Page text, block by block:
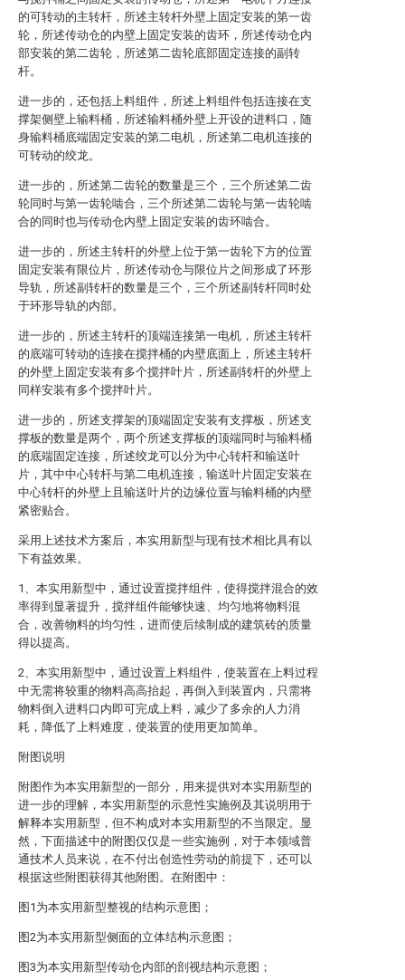
的可转动的主转杆，所述主转杆外壁上固定安装的第一齿
轮，所述传动仓的内壁上固定安装的齿环，所述传动仓内
部安装的第二齿轮，所述第二齿轮底部固定连接的副转
杆。
进一步的，还包括上料组件，所述上料组件包括连接在支
撑架侧壁上输料桶，所述输料桶外壁上开设的进料口，随
身输料桶底端固定安装的第二电机，所述第二电机连接的
可转动的绞龙。
进一步的，所述第二齿轮的数量是三个，三个所述第二齿
轮同时与第一齿轮啮合，三个所述第二齿轮与第一齿轮啮
合的同时也与传动仓内壁上固定安装的齿环啮合。
进一步的，所述主转杆的外壁上位于第一齿轮下方的位置
固定安装有限位片，所述传动仓与限位片之间形成了环形
导轨，所述副转杆的数量是三个，三个所述副转杆同时处
于环形导轨的内部。
进一步的，所述主转杆的顶端连接第一电机，所述主转杆
的底端可转动的连接在搅拌桶的内壁底面上，所述主转杆
的外壁上固定安装有多个搅拌叶片，所述副转杆的外壁上
同样安装有多个搅拌叶片。
进一步的，所述支撑架的顶端固定安装有支撑板，所述支
撑板的数量是两个，两个所述支撑板的顶端同时与输料桶
的底端固定连接，所述绞龙可以分为中心转杆和输送叶
片，其中中心转杆与第二电机连接，输送叶片固定安装在
中心转杆的外壁上且输送叶片的边缘位置与输料桶的内壁
紧密贴合。
采用上述技术方案后，本实用新型与现有技术相比具有以
下有益效果。
1、本实用新型中，通过设置搅拌组件，使得搅拌混合的效
率得到显著提升，搅拌组件能够快速、均匀地将物料混
合，改善物料的均匀性，进而使后续制成的建筑砖的质量
得以提高。
2、本实用新型中，通过设置上料组件，使装置在上料过程
中无需将较重的物料高高抬起，再倒入到装置内，只需将
物料倒入进料口内即可完成上料，减少了多余的人力消
耗，降低了上料难度，使装置的使用更加简单。
附图说明
附图作为本实用新型的一部分，用来提供对本实用新型的
进一步的理解，本实用新型的示意性实施例及其说明用于
解释本实用新型，但不构成对本实用新型的不当限定。显
然，下面描述中的附图仅仅是一些实施例，对于本领域普
通技术人员来说，在不付出创造性劳动的前提下，还可以
根据这些附图获得其他附图。在附图中：
图1为本实用新型整视的结构示意图；
图2为本实用新型侧面的立体结构示意图；
图3为本实用新型传动仓内部的剖视结构示意图；